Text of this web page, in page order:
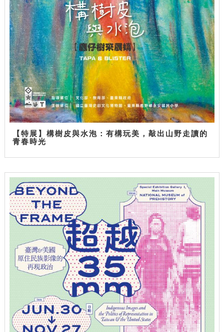
【特展】構樹皮與水泡：有構玩美，敲出山野走讀的
青春時光